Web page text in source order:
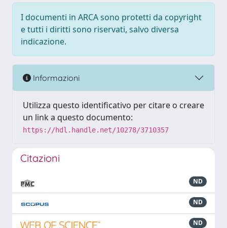
I documenti in ARCA sono protetti da copyright
e tutti i diritti sono riservati, salvo diversa
indicazione.
Informazioni
Utilizza questo identificativo per citare o creare
un link a questo documento:
https://hdl.handle.net/10278/3710357
Citazioni
ND
ND
ND